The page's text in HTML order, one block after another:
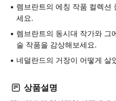
렘브란트의 에칭 작품 컬렉션
세요.
렘브란트의 동시대 작가와 그
술 작품을 감상해보세요.
네덜란드의 거장이 어떻게 살
상품설명